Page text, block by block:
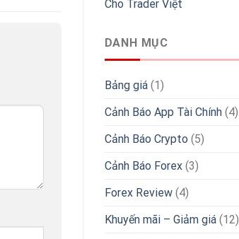
Cho Trader Việt
DANH MỤC
Bảng giá(1)
Cảnh Báo App Tài Chính(4)
Cảnh Báo Crypto (5)
Cảnh Báo Forex(3)
Forex Review(4)
Khuyến mãi – Giảm giá(12)